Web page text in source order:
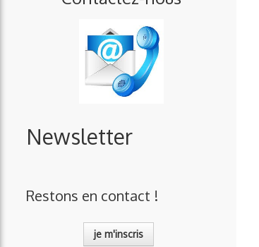
Newsletter
Restons en contact !
je m'inscris